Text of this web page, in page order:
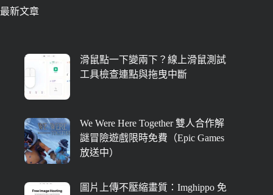
最新文章
滑鼠點一下變兩下？線上滑鼠測試
工具檢查連點與拖曳中斷
We Were Here Together 雙人合作解
謎冒險遊戲限時免費（Epic Games
放送中）
圖片上傳不壓縮畫質：Imghippo 免